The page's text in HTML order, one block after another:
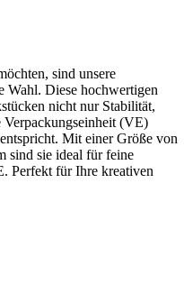
sind unsere
Wahl. Diese hochwertigen
nicht nur Stabilität,
Verpackungseinheit (VE)
Mit einer Größe von
sind sie ideal für feine
Perfekt für Ihre kreativen